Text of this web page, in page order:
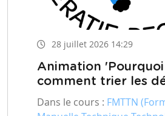
28 juillet 2026 14:29
Animation
comment trier les
Dans le cours : FMTTN